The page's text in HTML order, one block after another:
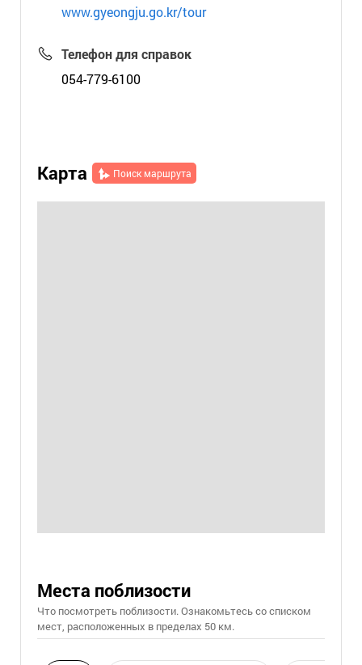
www.gyeongju.go.kr/tour
Телефон для справок
054-779-6100
Карта Поиск маршрута
Места поблизости
Что посмотреть поблизости. Ознакомьтесь со списком
мест, расположенных в пределах 50 км.